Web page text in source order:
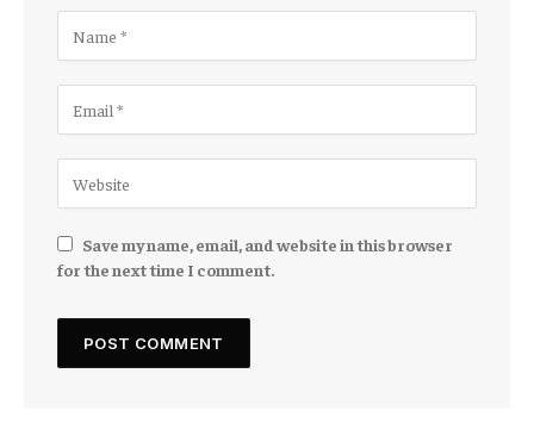
Save my name, email, and website in this browser
for the next time I comment.